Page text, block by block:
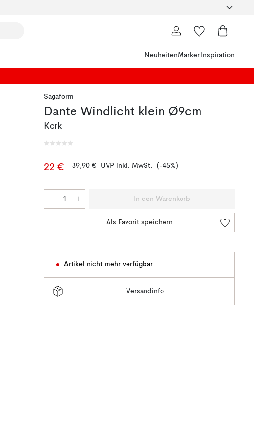
NeuheitenMarken Inspiration
Sagaform
Dante Windlicht klein Ø9cm
Kork
22 € 39,90 € UVP inkl. MwSt. (-45%)
In den Warenkorb
Als Favorit speichern
Artikel nicht mehr verfügbar
Versandinfo